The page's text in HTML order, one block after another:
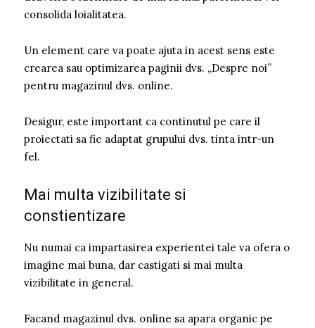
consolida loialitatea.
Un element care va poate ajuta in acest sens este
crearea sau optimizarea paginii dvs. „Despre noi”
pentru magazinul dvs. online.
Desigur, este important ca continutul pe care il
proiectati sa fie adaptat grupului dvs. tinta intr-un
fel.
Mai multa vizibilitate si
constientizare
Nu numai ca impartasirea experientei tale va ofera o
imagine mai buna, dar castigati si mai multa
vizibilitate in general.
Facand magazinul dvs. online sa apara organic pe